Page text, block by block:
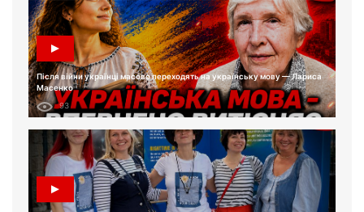
Після війни українці масово переходять на українську мову — Лариса
Масенко
93